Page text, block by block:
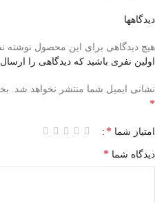
دیدگاهها
هیچ دیدگاهی برای این محصول نوشته
اولین نفری باشید که دیدگاهی را ارسال می
نشانی ایمیل شما منتشر نخواهد شد.
*
امتیاز شما *
دیدگاه شما *